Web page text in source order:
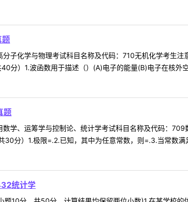
题
子化学与物理考试科目名称及代码：710无机化学考生
分）1.波函数用于描述（）(A)电子的能量(B)电子在核外
题
学、运筹学与控制论、统计学考试科目名称及代码：709
分）1.极限=.2.已知，其中为任意常数，则=.3.当常数满
统计学